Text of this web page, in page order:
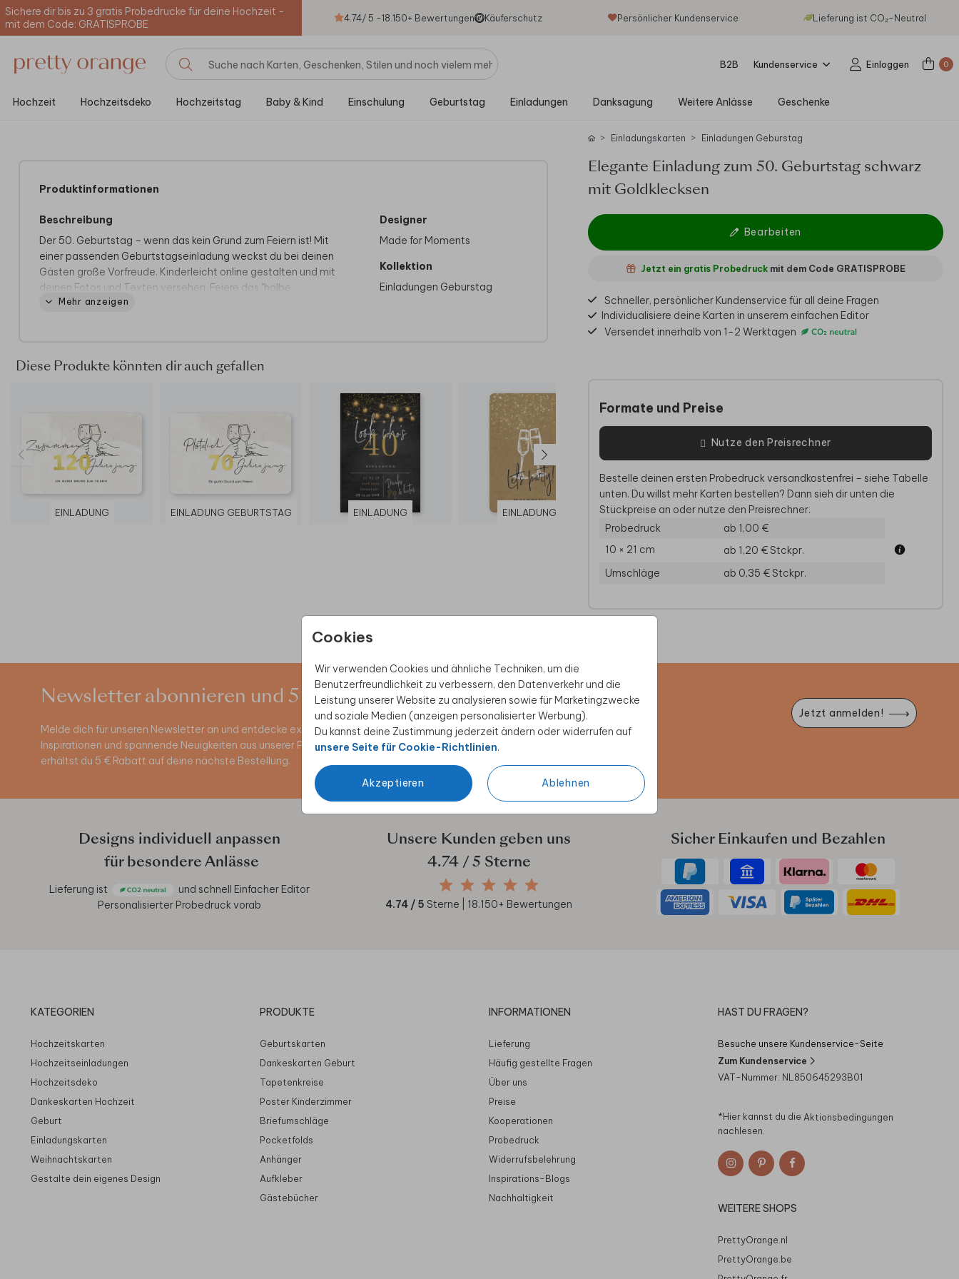
Sichere dir bis zu 3 gratis Probedrucke für deine Hochzeit -
mit dem Code: GRATISPROBE
4.74/ 5 -18.150+ Bewertungen Käuferschutz Persönlicher Kundenservice Lieferung ist CO₂-Neutral
B2B Kundenservice Einloggen 0
Hochzeit Hochzeitsdeko Hochzeitstag Baby & Kind Einschulung Geburtstag Einladungen Danksagung Weitere Anlässe Geschenke
Cookies
Wir verwenden Cookies und ähnliche Techniken, um die
Benutzerfreundlichkeit zu verbessern, den Datenverkehr und die
Leistung unserer Website zu analysieren sowie für Marketingzwecke
und soziale Medien (anzeigen personalisierter Werbung).
Du kannst deine Zustimmung jederzeit ändern oder widerrufen auf
unsere Seite für Cookie-Richtlinien.
Akzeptieren Ablehnen
Produktinformationen
Beschreibung
Der 50. Geburtstag – wenn das kein Grund zum Feiern ist! Mit
einer passenden Geburtstagseinladung weckst du bei deinen
Gästen große Vorfreude. Kinderleicht online gestalten und mit
deinen Fotos und Texten versehen. Feiere das "halbe
Jahrhundert" gebührend und lade deine Freunde und
Mehr anzeigen
Designer
Made for Moments
Kollektion
Einladungen Geburstag
Diese Produkte könnten dir auch gefallen
EINLADUNG EINLADUNG GEBURTSTAG EINLADUNG EINLADUNG EINLADUNG EINLADUNG GEBURTSTAG
Einladungskarten Einladungen Geburstag
Elegante Einladung zum 50. Geburtstag schwarz
mit Goldklecksen
Bearbeiten
Jetzt ein gratis Probedruckmit dem Code GRATISPROBE
Schneller, persönlicher Kundenservice für all deine Fragen
Individualisiere deine Karten in unserem einfachen Editor
Versendet innerhalb von 1-2 Werktagen
Formate und Preise
Nutze den Preisrechner
Bestelle deinen ersten Probedruck versandkostenfrei – siehe Tabelle
unten. Du willst mehr Karten bestellen? Dann sieh dir unten die
Stückpreise an oder nutze den Preisrechner.
Probedruck
ab 1,00 €
10 × 21 cm
ab 1,20 €Stckpr.
Umschläge
ab 0,35 €Stckpr.
Newsletter abonnieren und 5 € Rabatt sichern
Melde dich für unseren Newsletter an und entdecke exklusive Angebote, kreative
Inspirationen und spannende Neuigkeiten aus unserer Produktwelt. Als Dankeschön
erhältst du 5 € Rabatt auf deine nächste Bestellung.
Jetzt anmelden!
Designs individuell anpassen
für besondere Anlässe
Lieferung ist und schnell Einfacher Editor
Personalisierter Probedruck vorab
Unsere Kunden geben uns
4.74/ 5 Sterne
4.74 / 5 Sterne | 18.150+ Bewertungen
Sicher Einkaufen und Bezahlen
KATEGORIEN
Hochzeitskarten
Hochzeitseinladungen
Hochzeitsdeko
Dankeskarten Hochzeit
Geburt
Einladungskarten
Weihnachtskarten
Gestalte dein eigenes Design
PRODUKTE
Geburtskarten
Dankeskarten Geburt
Tapetenkreise
Poster Kinderzimmer
Briefumschläge
Pocketfolds
Anhänger
Aufkleber
Gästebücher
INFORMATIONEN
Lieferung
Häufig gestellte Fragen
Über uns
Preise
Kooperationen
Probedruck
Widerrufsbelehrung
Inspirations-Blogs
Nachhaltigkeit
HAST DU FRAGEN?
Besuche unsere Kundenservice-Seite
Zum Kundenservice
VAT-Nummer: NL850645293B01
*Hier kannst du die Aktionsbedingungen
nachlesen.
WEITERE SHOPS
PrettyOrange.nl
PrettyOrange.be